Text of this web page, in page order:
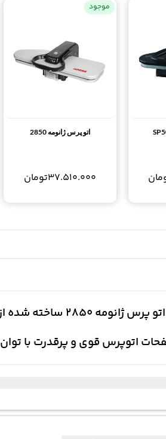
موجود
اتو پرس ژانومه 2850
37.510.000تومان
قوی و پرقدرت با توان 50 کیلوگرم